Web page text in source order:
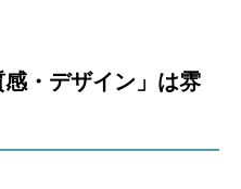
・デザイン」は雰